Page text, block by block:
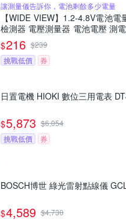
讓測量儀告訴你，電池剩餘多少電量
【WIDE VIEW】1.2-4.8V電池
檢測器 電壓測量器 電池電壓 測
O)
$216 $239
挑戰低價
券
日置電機 HIOKI 數位三用電表
$5,873 $6,054
挑戰低價
券
BOSCH博世 綠光雷射點線儀
$4,589 $4,730